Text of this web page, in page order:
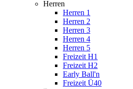
Herren
Herren 1
Herren 2
Herren 3
Herren 4
Herren 5
Freizeit H1
Freizeit H2
Early Ball'n
Freizeit Ü40